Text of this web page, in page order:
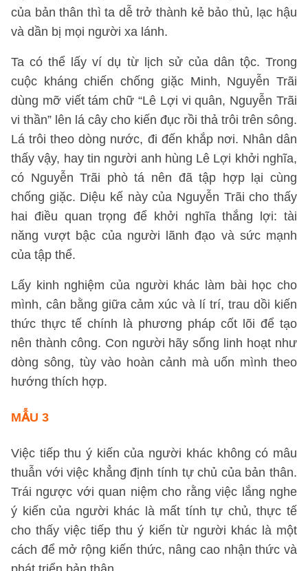
của bản thân thì ta dễ trở thành kẻ bảo thủ, lạc hậu
và dần bị mọi người xa lánh.
Ta có thể lấy ví dụ từ lịch sử của dân tộc. Trong
cuộc kháng chiến chống giặc Minh, Nguyễn Trãi
dùng mỡ viết tám chữ “Lê Lợi vi quân, Nguyễn Trãi
vi thần” lên lá cây cho kiến đục rồi thả trôi trên sông.
Lá trôi theo dòng nước, đi đến khắp nơi. Nhân dân
thấy vậy, hay tin người anh hùng Lê Lợi khởi nghĩa,
có Nguyễn Trãi phò tá nên đã tập hợp lại cùng
chống giặc. Diệu kế này của Nguyễn Trãi cho thấy
hai điều quan trọng để khởi nghĩa thắng lợi: tài
năng vượt bậc của người lãnh đạo và sức mạnh
của tập thể.
Lấy kinh nghiệm của người khác làm bài học cho
mình, cân bằng giữa cảm xúc và lí trí, trau dồi kiến
thức thực tế chính là phương pháp cốt lõi để tạo
nên thành công. Con người hãy sống linh hoạt như
dòng sông, tùy vào hoàn cảnh mà uốn mình theo
hướng thích hợp.
MẪU 3
Việc tiếp thu ý kiến của người khác không có mâu
thuẫn với việc khẳng định tính tự chủ của bản thân.
Trái ngược với quan niệm cho rằng việc lắng nghe
ý kiến của người khác là mất tính tự chủ, thực tế
cho thấy việc tiếp thu ý kiến từ người khác là một
cách để mở rộng kiến thức, nâng cao nhận thức và